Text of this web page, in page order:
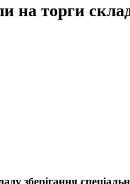
на торги
зберігання